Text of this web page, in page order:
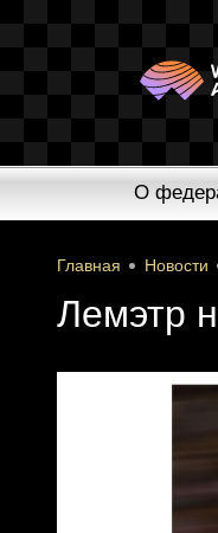
О
Главная Новости
Лемэтр